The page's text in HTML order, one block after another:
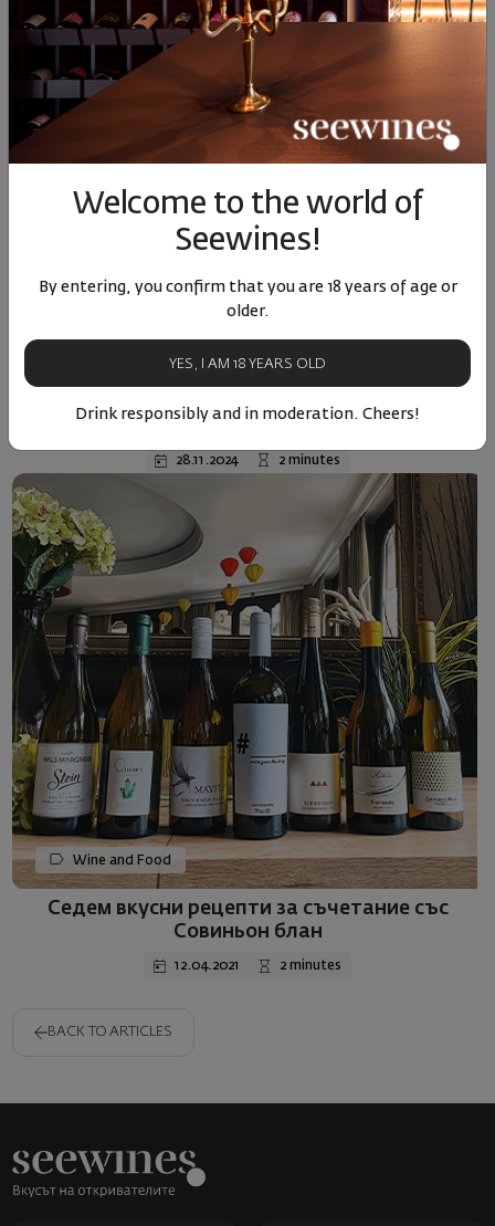
Шоколади Tuscani - От Нигарагуа, през
Тоскана, до София
28.11.2024 2 minutes
Wine and Food
Седем вкусни рецепти за съчетание със
Совиньон блан
12.04.2021 2 minutes
BACK TO ARTICLES
Welcome to the world of
Seewines!
By entering, you confirm that you are 18 years of age or
older.
YES, I AM 18 YEARS OLD
Drink responsibly and in moderation. Cheers!